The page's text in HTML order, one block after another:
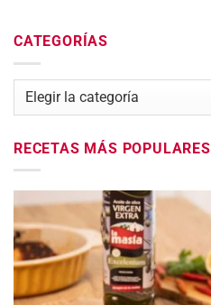
CATEGORÍAS
Categorías
RECETAS MÁS POPULARES